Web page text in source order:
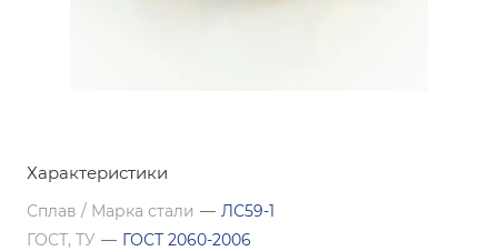
Характеристики
Сплав / Марка стали — ЛС59-1
ГОСТ, ТУ — ГОСТ 2060-2006